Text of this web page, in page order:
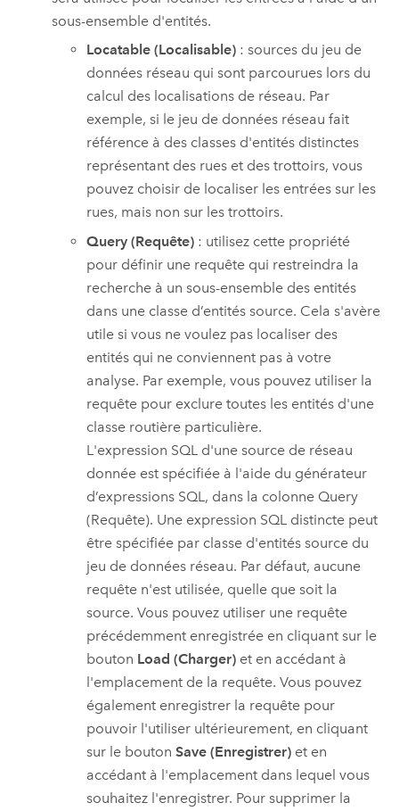
sous-ensemble d'entités.
Locatable (Localisable) : sources du jeu de
données réseau qui sont parcourues lors du
calcul des localisations de réseau. Par
exemple, si le jeu de données réseau fait
référence à des classes d'entités distinctes
représentant des rues et des trottoirs, vous
pouvez choisir de localiser les entrées sur les
rues, mais non sur les trottoirs.
Query (Requête) : utilisez cette propriété
pour définir une requête qui restreindra la
recherche à un sous-ensemble des entités
dans une classe d’entités source. Cela s'avère
utile si vous ne voulez pas localiser des
entités qui ne conviennent pas à votre
analyse. Par exemple, vous pouvez utiliser la
requête pour exclure toutes les entités d'une
classe routière particulière.
L'expression SQL d'une source de réseau
donnée est spécifiée à l'aide du générateur
d’expressions SQL, dans la colonne Query
(Requête). Une expression SQL distincte peut
être spécifiée par classe d'entités source du
jeu de données réseau. Par défaut, aucune
requête n'est utilisée, quelle que soit la
source. Vous pouvez utiliser une requête
précédemment enregistrée en cliquant sur le
bouton Load (Charger) et en accédant à
l'emplacement de la requête. Vous pouvez
également enregistrer la requête pour
pouvoir l'utiliser ultérieurement, en cliquant
sur le boutonSave (Enregistrer) et en
accédant à l'emplacement dans lequel vous
souhaitez l'enregistrer. Pour supprimer la